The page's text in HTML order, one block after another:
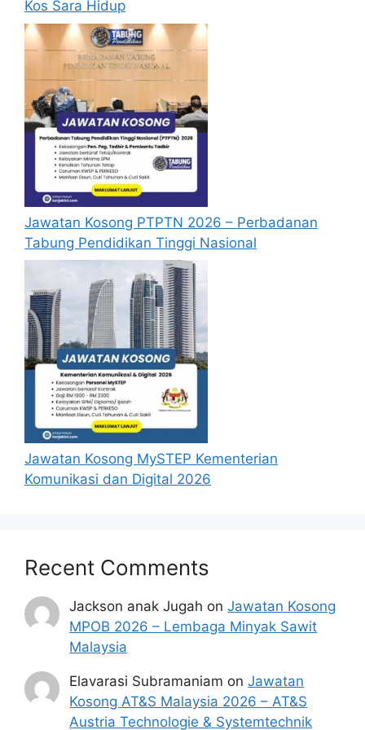
berjaya.
Mohon Online
Kos Sara Hidup
Jawatan Kosong PTPTN 2026 – Perbadanan
Tabung Pendidikan Tinggi Nasional
Jawatan Kosong MySTEP Kementerian
Komunikasi dan Digital 2026
Recent Comments
Jackson anak Jugah onJawatan Kosong
MPOB 2026 – Lembaga Minyak Sawit
Malaysia
Elavarasi Subramaniam onJawatan
Kosong AT&S Malaysia 2026 – AT&S
Austria Technologie & Systemtechnik